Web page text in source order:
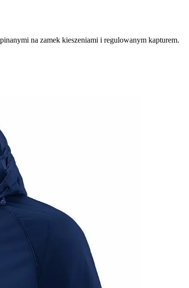
na zamek kieszeniami i regulowanym kapturem.